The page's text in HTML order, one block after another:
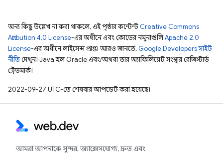
অন্য কিছু উল্লেখ না করা থাকলে, এই পৃষ্ঠার কন্টেন্ট Creative Commons
Attribution 4.0 License-এর অধীনে এবং কোডের নমুনাগুলিApache 2.0
License-এর অধীনে লাইসেন্স প্রাপ্ত। আরও জানতে, Google Developers সাইট
নীতিদেখুন। Java হল Oracle এবং/অথবা তার অ্যাফিলিয়েট সংস্থার রেজিস্টার্ড
ট্রেডমার্ক।
2022-09-27 UTC-তে শেষবার আপডেট করা হয়েছে।
আমরা আপনাকে সুন্দর, অ্যাক্সেসযোগ্য, দ্রুত এবং